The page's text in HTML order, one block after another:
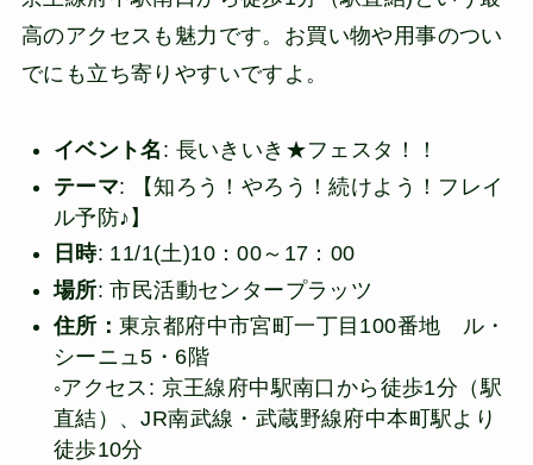
高のアクセスも魅力です。お買い物や用事のつい
でにも立ち寄りやすいですよ。
イベント名 : 長いきいき★フェスタ！！
テーマ: 【知ろう！やろう！続けよう！フレイ
ル予防♪】
日時: 11/1(土)10：00～17：00
場所: 市民活動センタープラッツ
住所： 東京都府中市宮町一丁目100番地 ル・
シーニュ5・6階
◦アクセス: 京王線府中駅南口から徒歩1分（駅
直結）、JR南武線・武蔵野線府中本町駅より
徒歩10分